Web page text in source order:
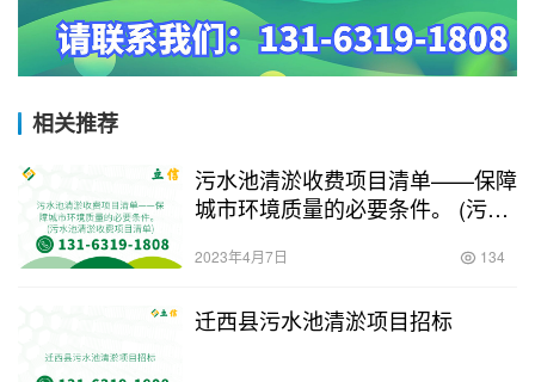
相关推荐
污水池清淤收费项目清单——保障
城市环境质量的必要条件。 (污水
2023年4月7日 134
迁西县污水池清淤项目招标